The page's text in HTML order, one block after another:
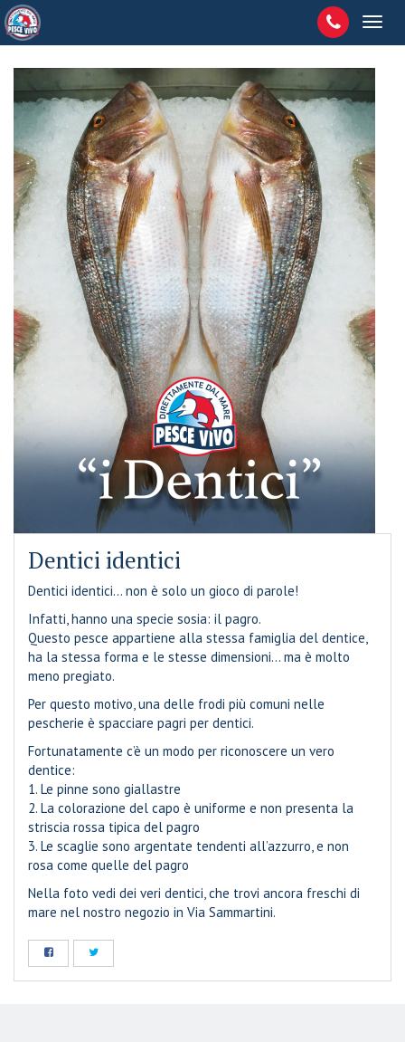
Dentici identici
Dentici identici… non è solo un gioco di parole!
Infatti, hanno una specie sosia: il pagro.
Questo pesce appartiene alla stessa famiglia del dentice,
ha la stessa forma e le stesse dimensioni… ma è molto
meno pregiato.
Per questo motivo, una delle frodi più comuni nelle
pescherie è spacciare pagri per dentici.
Fortunatamente c’è un modo per riconoscere un vero
dentice:
1. Le pinne sono giallastre
2. La colorazione del capo è uniforme e non presenta la
striscia rossa tipica del pagro
3. Le scaglie sono argentate tendenti all’azzurro, e non
rosa come quelle del pagro
Nella foto vedi dei veri dentici, che trovi ancora freschi di
mare nel nostro negozio in Via Sammartini.